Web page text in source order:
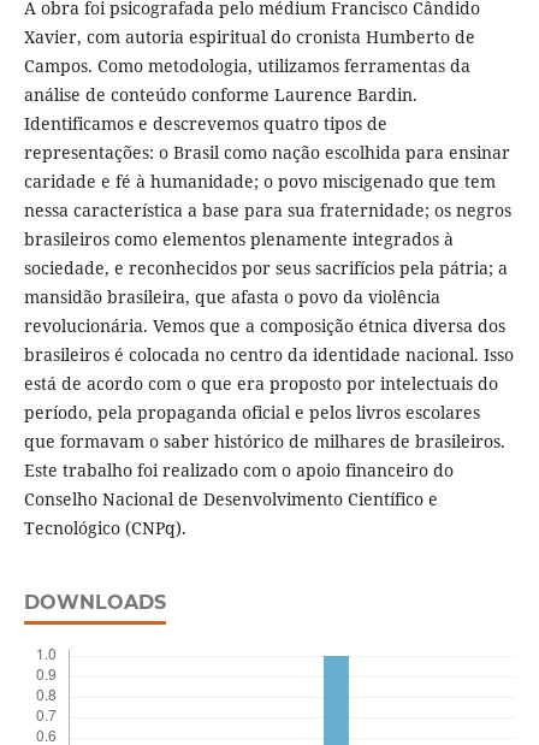
A obra foi psicografada pelo médium Francisco Cândido
Xavier, com autoria espiritual do cronista Humberto de
Campos. Como metodologia, utilizamos ferramentas da
análise de conteúdo conforme Laurence Bardin.
Identificamos e descrevemos quatro tipos de
representações: o Brasil como nação escolhida para ensinar
caridade e fé à humanidade; o povo miscigenado que tem
nessa característica a base para sua fraternidade; os negros
brasileiros como elementos plenamente integrados à
sociedade, e reconhecidos por seus sacrifícios pela pátria; a
mansidão brasileira, que afasta o povo da violência
revolucionária. Vemos que a composição étnica diversa dos
brasileiros é colocada no centro da identidade nacional. Isso
está de acordo com o que era proposto por intelectuais do
período, pela propaganda oficial e pelos livros escolares
que formavam o saber histórico de milhares de brasileiros.
Este trabalho foi realizado com o apoio financeiro do
Conselho Nacional de Desenvolvimento Científico e
Tecnológico (CNPq).
DOWNLOADS